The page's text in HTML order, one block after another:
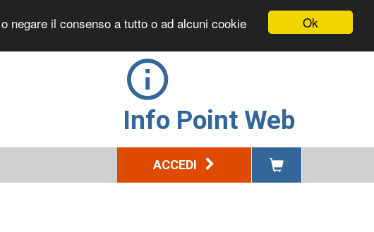
Ok
negare il consenso a tutto o ad alcuni cookie
Info Point Web
ACCEDI